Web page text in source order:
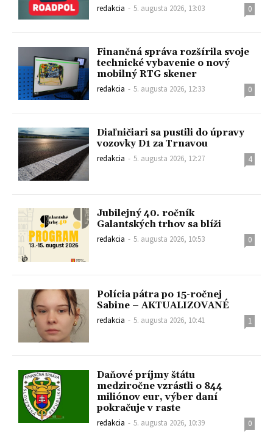
redakcia - 5. augusta 2026, 13:03 0
Finančná správa rozšírila svoje
technické vybavenie o nový
mobilný RTG skener
redakcia - 5. augusta 2026, 12:33 0
Diaľničiari sa pustili do úpravy
vozovky D1 za Trnavou
redakcia - 5. augusta 2026, 12:27 4
Jubilejný 40. ročník
Galantských trhov sa blíži
redakcia - 5. augusta 2026, 10:53 0
Polícia pátra po 15-ročnej
Sabine – AKTUALIZOVANÉ
redakcia - 5. augusta 2026, 10:41 1
Daňové príjmy štátu
medziročne vzrástli o 844
miliónov eur, výber daní
pokračuje v raste
redakcia - 5. augusta 2026, 10:39 0